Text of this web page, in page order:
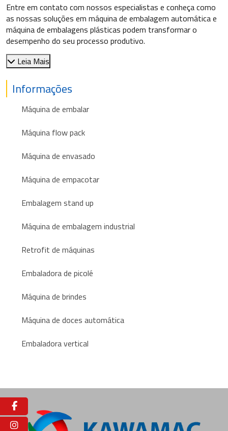
Entre em contato com nossos especialistas e conheça como
as nossas soluções em máquina de embalagem automática e
máquina de embalagens plásticas podem transformar o
desempenho do seu processo produtivo.
Leia Mais
Informações
Máquina de embalar
Máquina flow pack
Máquina de envasado
Máquina de empacotar
Embalagem stand up
Máquina de embalagem industrial
Retrofit de máquinas
Embaladora de picolé
Máquina de brindes
Máquina de doces automática
Embaladora vertical
Facebook
Instagram